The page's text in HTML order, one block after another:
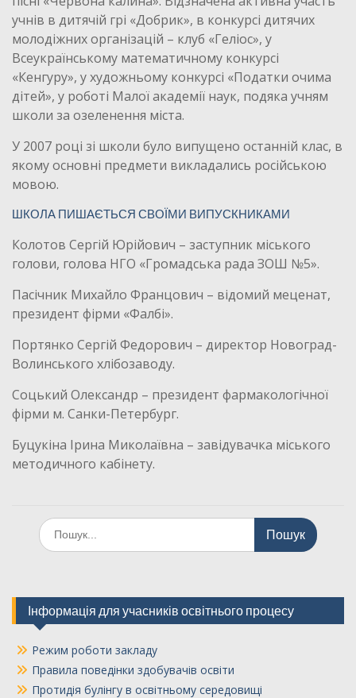
учнів в дитячій грі «Добрик», в конкурсі дитячих
молодіжних організацій – клуб «Геліос», у
Всеукраїнському математичному конкурсі
«Кенгуру», у художньому конкурсі «Податки очима
дітей», у роботі Малої академії наук, подяка учням
школи за озеленення міста.
У 2007 році зі школи було випущено останній клас, в
якому основні предмети викладались російською
мовою.
ШКОЛА ПИШАЄТЬСЯ СВОЇМИ ВИПУСКНИКАМИ
Колотов Сергій Юрійович – заступник міського
голови, голова НГО «Громадська рада ЗОШ №5».
Пасічник Михайло Францович – відомий меценат,
президент фірми «Фалбі».
Портянко Сергій Федорович – директор Новоград-
Волинського хлібозаводу.
Соцький Олександр – президент фармакологічної
фірми м. Санки-Петербург.
Буцукіна Ірина Миколаївна – завідувачка міського
методичного кабінету.
Шукати:
Інформація для учасників освітнього процесу
Режим роботи закладу
Правила поведінки здобувачів освіти
Протидія булінгу в освітньому середовищі